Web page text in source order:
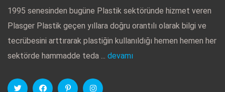
1995 senesinden bugüne Plastik sektöründe hizmet veren
Plasger Plastik geçen yıllara doğru orantılı olarak bilgi ve
tecrübesini arttırarak plastiğin kullanıldığı hemen hemen her
sektörde hammadde teda ... devamı